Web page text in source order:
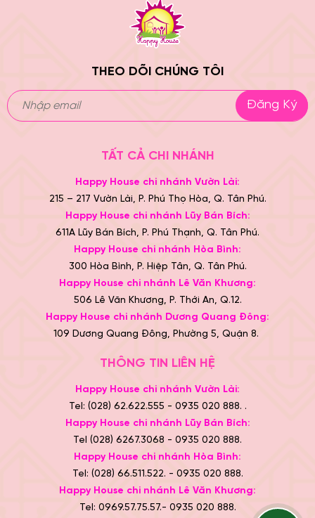
THEO DÕI CHÚNG TÔI
Đăng Ký
TẤT CẢ CHI NHÁNH
Happy House chi nhánh Vườn Lài:
215 – 217 Vườn Lài, P. Phú Thọ Hòa, Q. Tân Phú.
Happy House chi nhánh Lũy Bán Bích:
611A Lũy Bán Bích, P. Phú Thạnh, Q. Tân Phú.
Happy House chi nhánh Hòa Bình:
300 Hòa Bình, P. Hiệp Tân, Q. Tân Phú.
Happy House chi nhánh Lê Văn Khương:
506 Lê Văn Khương, P. Thới An, Q.12.
Happy House chi nhánh Dương Quang Đông:
109 Dương Quang Đông, Phường 5, Quận 8.
THÔNG TIN LIÊN HỆ
Happy House chi nhánh Vườn Lài:
Tel: (028) 62.622.555 - 0935 020 888. .
Happy House chi nhánh Lũy Bán Bích:
Tel (028) 6267.3068 - 0935 020 888.
Happy House chi nhánh Hòa Bình:
Tel: (028) 66.511.522. - 0935 020 888.
Happy House chi nhánh Lê Văn Khương:
Tel: 0969.57.75.57.- 0935 020 888.